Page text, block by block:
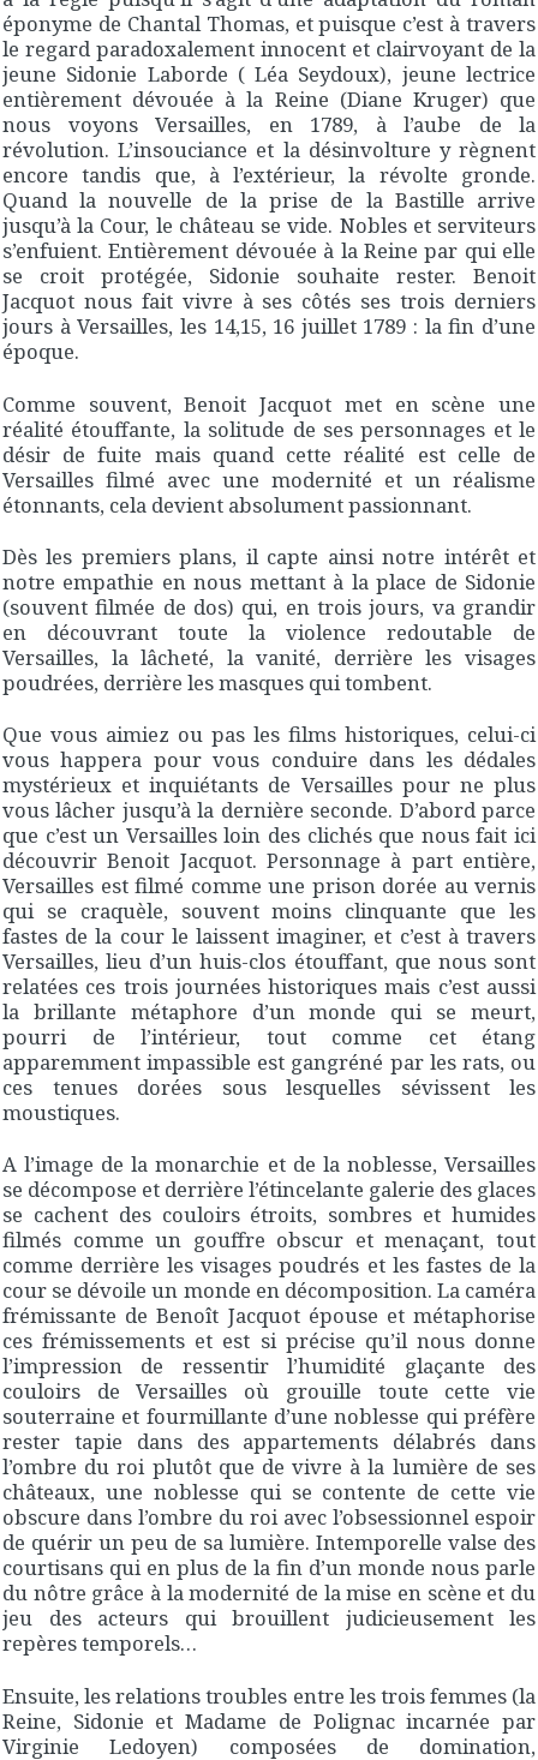
éponyme de Chantal Thomas, et puisque c’est à travers
le regard paradoxalement innocent et clairvoyant de la
jeune Sidonie Laborde ( Léa Seydoux), jeune lectrice
entièrement dévouée à la Reine (Diane Kruger) que
nous voyons Versailles, en 1789, à l’aube de la
révolution. L’insouciance et la désinvolture y règnent
encore tandis que, à l’extérieur, la révolte gronde.
Quand la nouvelle de la prise de la Bastille arrive
jusqu’à la Cour, le château se vide. Nobles et serviteurs
s’enfuient. Entièrement dévouée à la Reine par qui elle
se croit protégée, Sidonie souhaite rester. Benoit
Jacquot nous fait vivre à ses côtés ses trois derniers
jours à Versailles, les 14,15, 16 juillet 1789 : la fin d’une
époque.
Comme souvent, Benoit Jacquot met en scène une
réalité étouffante, la solitude de ses personnages et le
désir de fuite mais quand cette réalité est celle de
Versailles filmé avec une modernité et un réalisme
étonnants, cela devient absolument passionnant.
Dès les premiers plans, il capte ainsi notre intérêt et
notre empathie en nous mettant à la place de Sidonie
(souvent filmée de dos) qui, en trois jours, va grandir
en découvrant toute la violence redoutable de
Versailles, la lâcheté, la vanité, derrière les visages
poudrées, derrière les masques qui tombent.
Que vous aimiez ou pas les films historiques, celui-ci
vous happera pour vous conduire dans les dédales
mystérieux et inquiétants de Versailles pour ne plus
vous lâcher jusqu’à la dernière seconde. D’abord parce
que c’est un Versailles loin des clichés que nous fait ici
découvrir Benoit Jacquot. Personnage à part entière,
Versailles est filmé comme une prison dorée au vernis
qui se craquèle, souvent moins clinquante que les
fastes de la cour le laissent imaginer, et c’est à travers
Versailles, lieu d’un huis-clos étouffant, que nous sont
relatées ces trois journées historiques mais c’est aussi
la brillante métaphore d’un monde qui se meurt,
pourri de l’intérieur, tout comme cet étang
apparemment impassible est gangréné par les rats, ou
ces tenues dorées sous lesquelles sévissent les
moustiques.
A l’image de la monarchie et de la noblesse, Versailles
se décompose et derrière l’étincelante galerie des glaces
se cachent des couloirs étroits, sombres et humides
filmés comme un gouffre obscur et menaçant, tout
comme derrière les visages poudrés et les fastes de la
cour se dévoile un monde en décomposition. La caméra
frémissante de Benoît Jacquot épouse et métaphorise
ces frémissements et est si précise qu’il nous donne
l’impression de ressentir l’humidité glaçante des
couloirs de Versailles où grouille toute cette vie
souterraine et fourmillante d’une noblesse qui préfère
rester tapie dans des appartements délabrés dans
l’ombre du roi plutôt que de vivre à la lumière de ses
châteaux, une noblesse qui se contente de cette vie
obscure dans l’ombre du roi avec l’obsessionnel espoir
de quérir un peu de sa lumière. Intemporelle valse des
courtisans qui en plus de la fin d’un monde nous parle
du nôtre grâce à la modernité de la mise en scène et du
jeu des acteurs qui brouillent judicieusement les
repères temporels…
Ensuite, les relations troubles entre les trois femmes (la
Reine, Sidonie et Madame de Polignac incarnée par
Virginie Ledoyen) composées de domination,